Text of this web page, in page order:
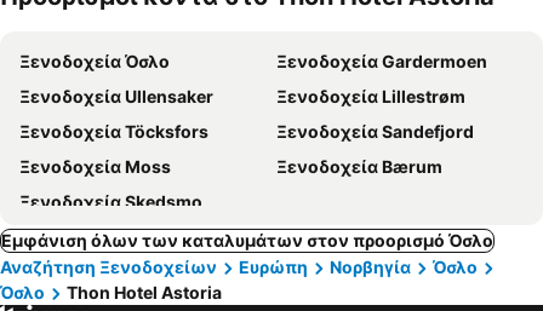
Ξενοδοχεία Όσλο
Ξενοδοχεία Gardermoen
Ξενοδοχεία Ullensaker
Ξενοδοχεία Lillestrøm
Ξενοδοχεία Töcksfors
Ξενοδοχεία Sandefjord
Ξενοδοχεία Moss
Ξενοδοχεία Bærum
Ξενοδοχεία Skedsmo
Εμφάνιση όλων των καταλυμάτων στον προορισμό Όσλο
Αναζήτηση Ξενοδοχείων
Ευρώπη Νορβηγία
Όσλο
Όσλο
Thon Hotel Astoria